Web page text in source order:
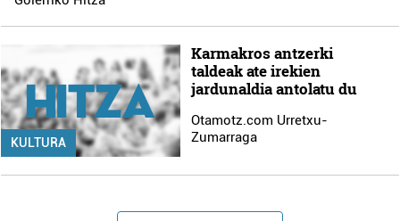
KULTURA
Karmakros antzerki
taldeak ate irekien
jardunaldia antolatu du
Otamotz.com Urretxu-
Zumarraga